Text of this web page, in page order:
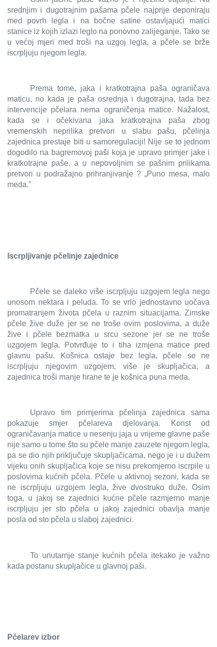
srednjim i dugotrajnim pašama pčele najprije deponiraju
med povrh legla i na bočne satine ostavljajući matici
stanice iz kojih izlazi leglo na ponovno zalijeganje. Tako se
u većoj mjeri med troši na uzgoj legla, a pčele se brže
iscrpljuju njegom legla.
Prema tome, jaka i kratkotrajna paša ograničava
maticu, no kada je paša osrednja i dugotrajna, tada bez
intervencije pčelara nema ograničenja matice. Nažalost,
kada se i očekivana jaka kratkotrajna paša zbog
vremenskih neprilika pretvori u slabu pašu, pčelinja
zajednica prestaje biti u samoregulaciji! Nije se to jednom
dogodilo na bagremovoj paši koja je upravo primjer jake i
kratkotrajne paše, a u nepovoljnim se pašnim prilikama
pretvori u podražajno prihranjivanje ? „Puno mesa, malo
meda.”
Iscrpljivanje pčelinje zajednice
Pčele se daleko više iscrpljuju uzgojem legla nego
unosom nektara i peluda. To se vrlo jednostavno uočava
promatranjem života pčela u raznim situacijama. Zimske
pčele žive duže jer se ne troše ovim poslovima, a duže
žive i pčele bezmatka u srcu sezone jer se ne troše
uzgojem legla. Potvrđuje to i tiha izmjena matice pred
glavnu pašu. Košnica ostaje bez legla, pčele se ne
iscrpljuju njegovim uzgojem, više je skupljačica, a
zajednica troši manje hrane te je košnica puna meda.
Upravo tim primjerima pčelinja zajednica sama
pokazuje smjer pčelareva djelovanja. Korist od
ograničavanja matice u nesenju jaja u vrijeme glavne paše
nije samo u tome što su pčele manje zauzete njegom legla,
pa se dio njih priključuje skupljačicama, nego je i u dužem
vijeku onih skupljačica koje se nisu prekomjerno iscrpile u
poslovima kućnih pčela. Pčele u aktivnoj sezoni, kada se
ne iscrpljuju uzgojem legla, žive dvostruko duže. Osim
toga, u jakoj se zajednici kućne pčele razmjerno manje
iscrpljuju jer sto pčela u jakoj zajednici obavlja manje
posla od sto pčela u slaboj zajednici.
To unutarnje stanje kućnih pčela itekako je važno
kada postanu skupljačice u glavnoj paši.
Pčelarev izbor